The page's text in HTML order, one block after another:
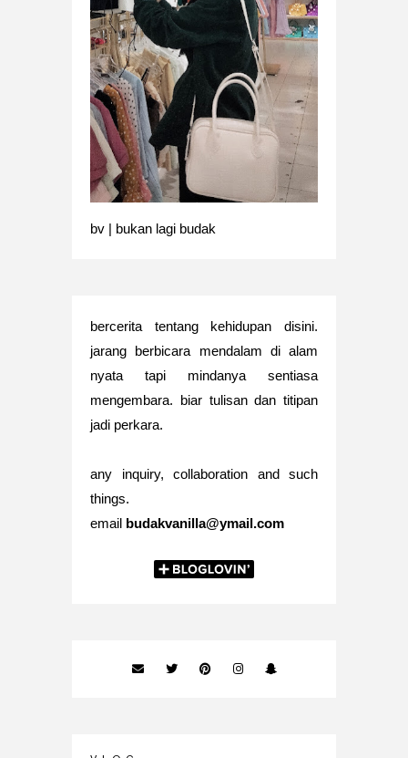
bv | bukan lagi budak
bercerita tentang kehidupan disini.
jarang berbicara mendalam di alam
nyata tapi mindanya sentiasa
mengembara. biar tulisan dan titipan
jadi perkara.
any inquiry, collaboration and such
things.
email budakvanilla@ymail.com